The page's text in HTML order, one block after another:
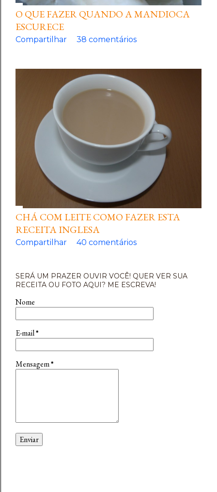
O QUE FAZER QUANDO A MANDIOCA
ESCURECE
Compartilhar 38 comentários
CHÁ COM LEITE COMO FAZER ESTA
RECEITA INGLESA
Compartilhar 40 comentários
SERÁ UM PRAZER OUVIR VOCÊ! QUER VER SUA
RECEITA OU FOTO AQUI? ME ESCREVA!
Nome
E-mail*
Mensagem*